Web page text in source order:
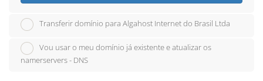
Transferir domínio para Algahost Internet do Brasil Ltda
Vou usar o meu domínio já existente e atualizar os
namerservers - DNS